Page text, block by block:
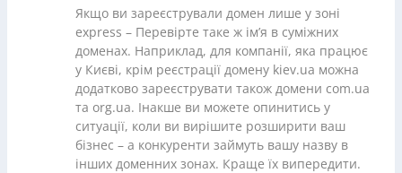
Якщо ви зареєстрували домен лише у зоні
express – Перевірте таке ж ім’я в суміжних
доменах. Наприклад, для компанії, яка працює
у Києві, крім реєстрації домену kiev.ua можна
додатково зареєструвати також домени com.ua
та org.ua. Інакше ви можете опинитись у
ситуації, коли ви вирішите розширити ваш
бізнес – а конкуренти займуть вашу назву в
інших доменних зонах. Краще їх випередити.